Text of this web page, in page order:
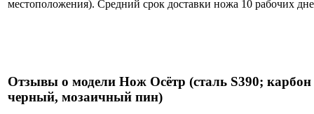
местоположения). Средний срок доставки ножа 10 рабочих
Отзывы о модели Нож Осётр (сталь S390; карбон
черный, мозаичный пин)